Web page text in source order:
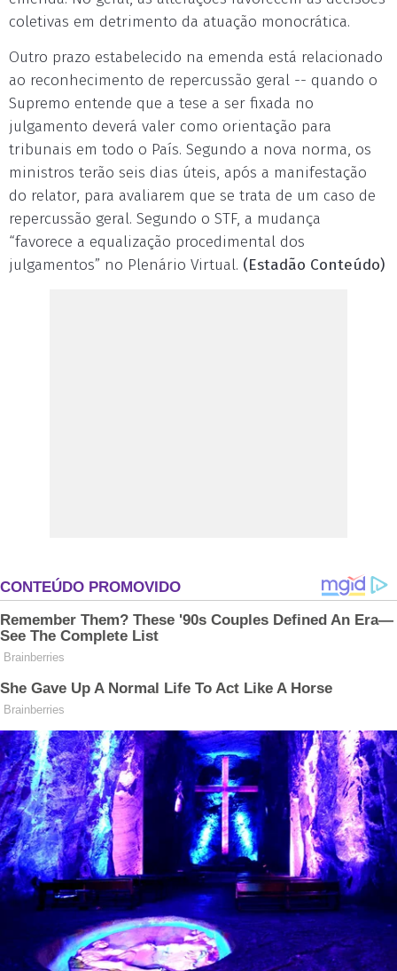
coletivas em detrimento da atuação monocrática.
Outro prazo estabelecido na emenda está relacionado
ao reconhecimento de repercussão geral -- quando o
Supremo entende que a tese a ser fixada no
julgamento deverá valer como orientação para
tribunais em todo o País. Segundo a nova norma, os
ministros terão seis dias úteis, após a manifestação
do relator, para avaliarem que se trata de um caso de
repercussão geral. Segundo o STF, a mudança
“favorece a equalização procedimental dos
julgamentos” no Plenário Virtual. (Estadão Conteúdo)